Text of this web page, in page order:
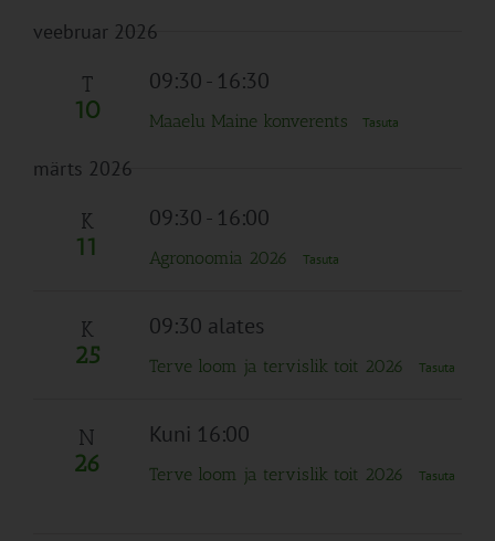
veebruar 2026
T
10
09:30- 16:30
Maaelu Maine konverents Tasuta
märts 2026
K
11
09:30- 16:00
Agronoomia 2026 Tasuta
K
25
09:30 alates
Terve loom ja tervislik toit 2026 Tasuta
N
26
Kuni 16:00
Terve loom ja tervislik toit 2026 Tasuta